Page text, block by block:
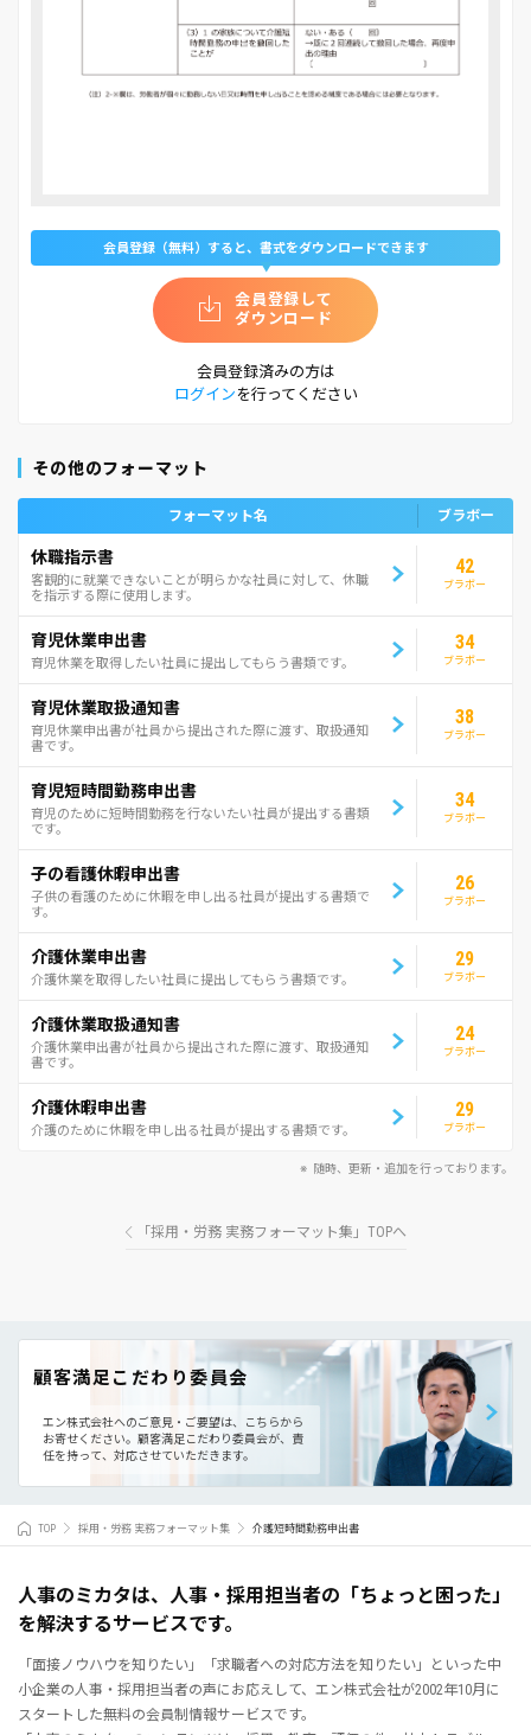
会員登録（無料）すると、書式をダウンロードできます
会員登録して
ダウンロード
会員登録済みの方は
ログインを行ってください
その他のフォーマット
フォーマット名 ブラボー
休職指示書
客観的に就業できないことが明らかな社員に対して、休職
を指示する際に使用します。
42
ブラボー
育児休業申出書
育児休業を取得したい社員に提出してもらう書類です。
34
ブラボー
育児休業取扱通知書
育児休業申出書が社員から提出された際に渡す、取扱通知
書です。
38
ブラボー
育児短時間勤務申出書
育児のために短時間勤務を行ないたい社員が提出する書類
です。
34
ブラボー
子の看護休暇申出書
子供の看護のために休暇を申し出る社員が提出する書類で
す。
26
ブラボー
介護休業申出書
介護休業を取得したい社員に提出してもらう書類です。
29
ブラボー
介護休業取扱通知書
介護休業申出書が社員から提出された際に渡す、取扱通知
書です。
24
ブラボー
介護休暇申出書
介護のために休暇を申し出る社員が提出する書類です。
29
ブラボー
随時、更新・追加を行っております。
「採用・労務 実務フォーマット集」TOPへ
顧客満足こだわり委員会
エン株式会社へのご意見・ご要望は、こちらから
お寄せください。 顧客満足こだわり委員会が、責
任を持って、対応させていただきます。
TOP 採用・労務 実務フォーマット集 介護短時間勤務申出書
人事のミカタは、人事・採用担当者の「ちょっと困った」
を解決するサービスです。
「面接ノウハウを知りたい」「求職者への対応方法を知りたい」といった中
小企業の人事・採用担当者の声にお応えして、エン株式会社が2002年10月に
スタートした無料の会員制情報サービスです。